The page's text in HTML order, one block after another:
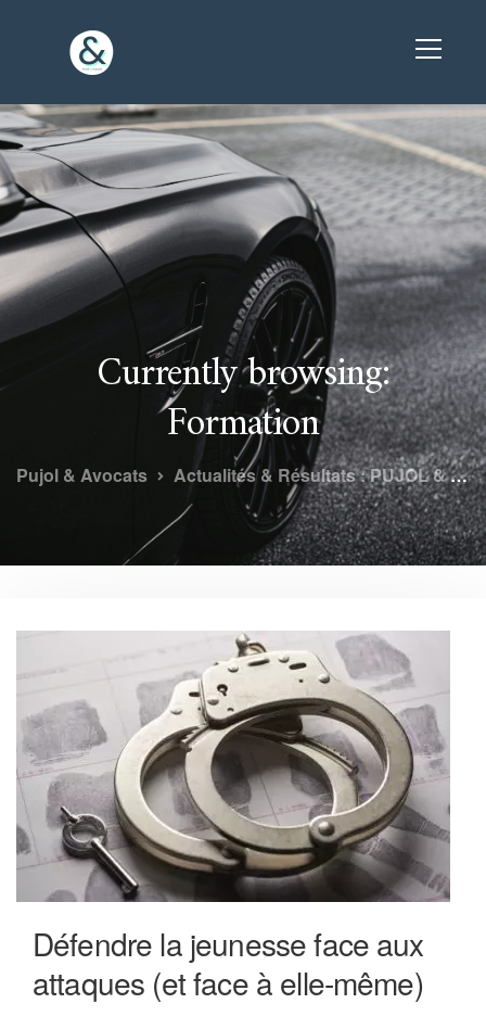
Currently browsing:
Formation
Pujol & Avocats Actualités & Résultats : PUJOL & Avocats
Défendre la jeunesse face aux
attaques (et face à elle-même)